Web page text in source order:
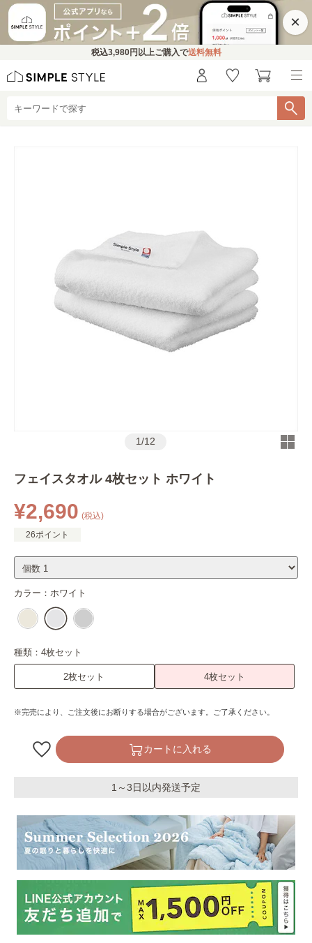
×
税込3,980円 以上ご購入で送料無料
1/12
フェイスタオル 4枚セット ホワイト
¥2,690 (税込)
26ポイント
カラー： ホワイト
種類： 4枚セット
2枚セット 4枚セット
※完売により、ご注文後にお断りする場合がございます。ご了承ください。
カートに入れる
1～3日以内発送予定